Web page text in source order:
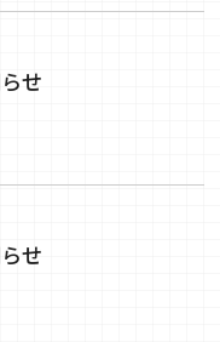
せ
せ